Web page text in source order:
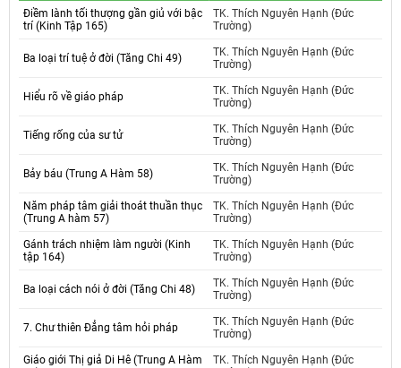
Điềm lành tối thượng gần giủ với bậc
trí (Kinh Tập 165)
TK. Thích Nguyên Hạnh (Đức
Trường)
Ba loại trí tuệ ở đời (Tăng Chi 49)
TK. Thích Nguyên Hạnh (Đức
Trường)
Hiểu rõ về giáo pháp
TK. Thích Nguyên Hạnh (Đức
Trường)
Tiếng rống của sư tử
TK. Thích Nguyên Hạnh (Đức
Trường)
Bảy báu (Trung A Hàm 58)
TK. Thích Nguyên Hạnh (Đức
Trường)
Năm pháp tâm giải thoát thuần thục
(Trung A hàm 57)
TK. Thích Nguyên Hạnh (Đức
Trường)
Gánh trách nhiệm làm người (Kinh
tập 164)
TK. Thích Nguyên Hạnh (Đức
Trường)
Ba loại cách nói ở đời (Tăng Chi 48)
TK. Thích Nguyên Hạnh (Đức
Trường)
7. Chư thiên Đẳng tâm hỏi pháp
TK. Thích Nguyên Hạnh (Đức
Trường)
Giáo giới Thị giả Di Hê (Trung A Hàm
TK. Thích Nguyên Hạnh (Đức